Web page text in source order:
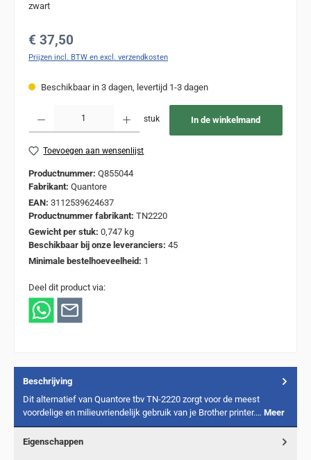
zwart
Normale prijs:
€ 37,50
Prijzen incl. BTW en excl. verzendkosten
Beschikbaar in 3 dagen, levertijd 1-3 dagen
stuk In de winkelmand
Toevoegen aan wensenlijst
Productnummer: Q855044
Fabrikant: Quantore
EAN: 3112539624637
Productnummer fabrikant: TN2220
Gewicht per stuk: 0,747 kg
Beschikbaar bij onze leveranciers: 45
Minimale bestelhoeveelheid: 1
Deel dit product via:
Beschrijving
Dit alternatief van Quantore tbv TN-2220 zorgt voor de meest
voordelige en milieuvriendelijk gebruik van je Brother printer.… Meer
Eigenschappen